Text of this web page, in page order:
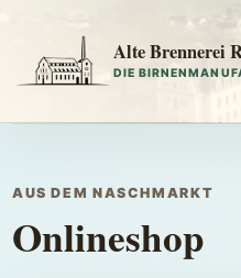
Alte Brennerei
DIE
AUS DEM NASCHMARKT
Onlineshop